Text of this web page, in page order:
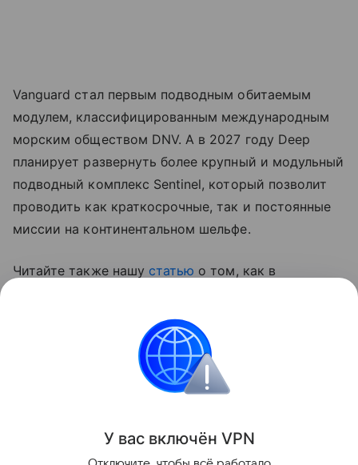
Vanguard стал первым подводным обитаемым
модулем, классифицированным международным
морским обществом DNV. А в 2027 году Deep
планирует развернуть более крупный и модульный
подводный комплекс Sentinel, который позволит
проводить как краткосрочные, так и постоянные
миссии на континентальном шельфе.
Читайте также нашу статью о том, как в
подводный дрон XV Excalibur.
Поделиться
У вас включён VPN